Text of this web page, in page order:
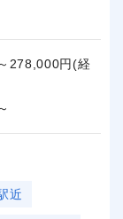
278,000円(経
近